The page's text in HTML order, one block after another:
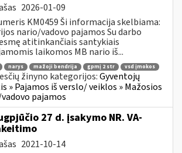
2026-01-09
KM0459 Ši informacija skelbiama:
nario/vadovo pajamos Su darbo
atitinkančiais santykiais
laikomos MB nario iš...
narys mažoji bendrija gpmį 2 str
vsd įmokos
žinyno kategorijos:Gyventojų
» Pajamos iš verslo/ veiklos » Mažosios
pajamos
27 d. įsakymo NR. VA-
2021-10-14